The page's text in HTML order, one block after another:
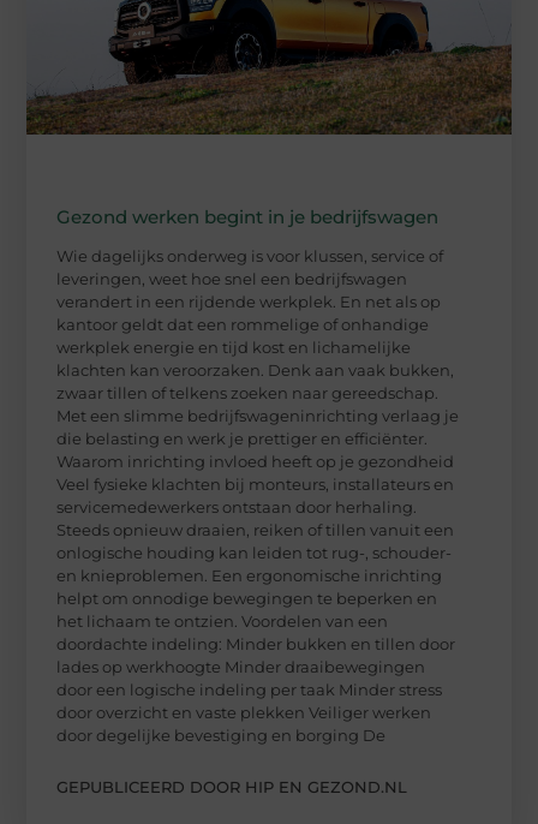
Gezond werken begint in je bedrijfswagen
Wie dagelijks onderweg is voor klussen, service of
leveringen, weet hoe snel een bedrijfswagen
verandert in een rijdende werkplek. En net als op
kantoor geldt dat een rommelige of onhandige
werkplek energie en tijd kost en lichamelijke
klachten kan veroorzaken. Denk aan vaak bukken,
zwaar tillen of telkens zoeken naar gereedschap.
Met een slimme bedrijfswageninrichting verlaag je
die belasting en werk je prettiger en efficiënter.
Waarom inrichting invloed heeft op je gezondheid
Veel fysieke klachten bij monteurs, installateurs en
servicemedewerkers ontstaan door herhaling.
Steeds opnieuw draaien, reiken of tillen vanuit een
onlogische houding kan leiden tot rug-, schouder-
en knieproblemen. Een ergonomische inrichting
helpt om onnodige bewegingen te beperken en
het lichaam te ontzien. Voordelen van een
doordachte indeling: Minder bukken en tillen door
lades op werkhoogte Minder draaibewegingen
door een logische indeling per taak Minder stress
door overzicht en vaste plekken Veiliger werken
door degelijke bevestiging en borging De
GEPUBLICEERD DOOR HIP EN GEZOND.NL